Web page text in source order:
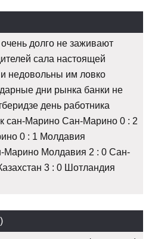
долго не заживают
сала настоящей
и недовольны им ловко
дни рынка банки не
день работника
сан-Марино Сан-Марино 0 : 2
0 : 1 Молдавия
Марино Молдавия 2 : 0 Сан-
3 : 0 Шотландия